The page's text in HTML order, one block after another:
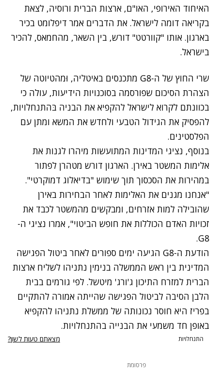
האיחוד האירופי, האו"ם, ארצות הברית ורוסיה, לצאת
בקריאה דומה לישראל. את הדברים אמר דיפלומט בכיר
בארגון. אותו "קוורטט" דורש, בין השאר, מהחמאס, להכיר
בישראל.
שרי החוץ של ה-G8 מתכנסים באיטליה, וּמהטיוטה של
הצהרת הסיכום שפורסמה בסוכנויות הידיעות, עולה כי
בכוונתם לקרוא לישראל להקפיא את הבניה בּהתנחלויות,
להפסיק את הגידול הטבעי ולחדש את המשא ומתן עם
הפלסטינים.
בנוסף, נציגי המדינות המתועשות מיהרו לגנות את
אלימות המשטר באירן. הארגון דורש מטהרן לפתור
במהירות את הסכסוך תוך שימוש "בדיאלוג דמוקרטי".
"אנחנו מגנים את האלימות לאחר הבחירות באירן
שהובילה למות אזרחים, ומבקשים מהמשטר לכבד את
זכויות האדם הכוללות את חופש הביטוי", אמרו נציגי ה-
G8.
הודעת ה-G8 הגיעה ימים ספורים לאחר ביטול הפגישה
המדינית בין ראש הממשלה בנימין נתניהו לשליח ארצות
הברית למזרח התיכון ג'ורג' מיטשל. לפי גורמים בבית
הלבן הסיבה לביטול הפגישה שהייתה אמורה להתקיים
בפריז היא חוסר נכונותה של ממשלת נתניהו להקפיא
באופן חד משמעי את הבנייה בהתנחלויות.
התנחלויות מצאתם טעות לשון?
פרסומת